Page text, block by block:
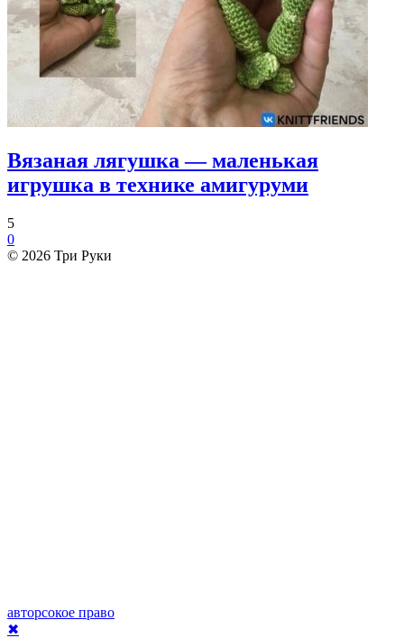
Вязаная лягушка — маленькая
игрушка в технике амигуруми
5
0
© 2026 Три Руки
авторсокое право
✖